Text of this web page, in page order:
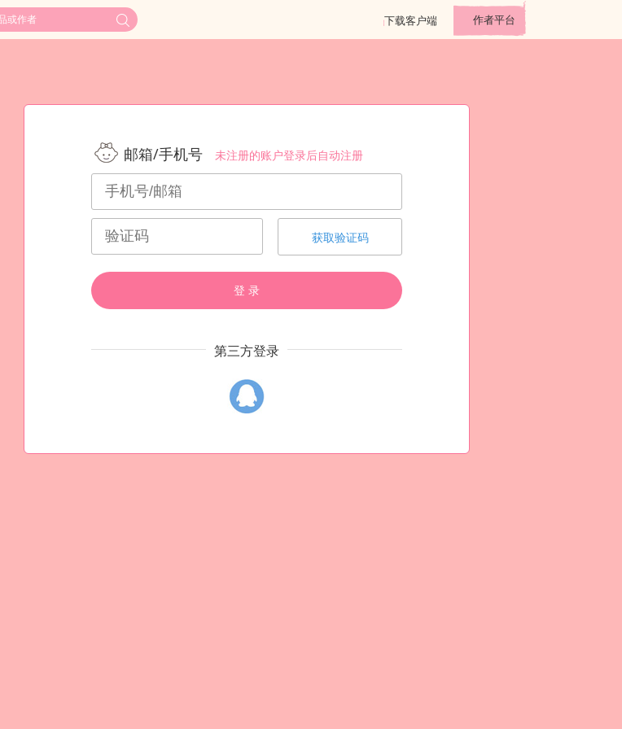
下载客户端 作者平台
邮箱/手机号 未注册的账户登录后自动注册
获取验证码
登 录
第三方登录